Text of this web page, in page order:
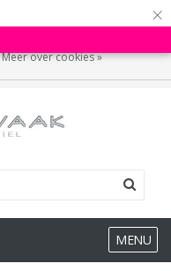
×
MENU
Is dat akkoord?
Meer over cookies »